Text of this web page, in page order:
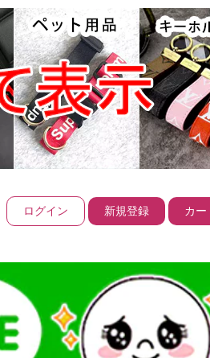
ログイン 新規登録 カー